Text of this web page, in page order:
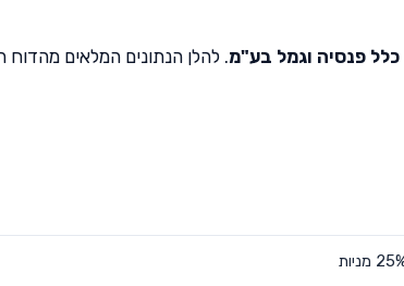
כלל פנסיה וגמל בע"מ. להלן הנתונים המלאים מהדוח